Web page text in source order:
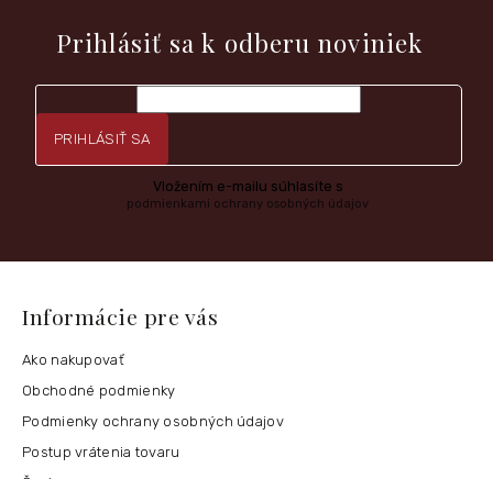
Prihlásiť sa k odberu noviniek
PRIHLÁSIŤ SA
Vložením e-mailu súhlasíte s
podmienkami ochrany osobných údajov
Informácie pre vás
Ako nakupovať
Obchodné podmienky
Podmienky ochrany osobných údajov
Postup vrátenia tovaru